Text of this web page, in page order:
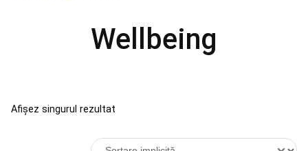
Wellbeing
Afișez singurul rezultat